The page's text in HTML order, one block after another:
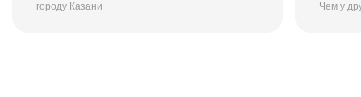
городу Казани
Чем у